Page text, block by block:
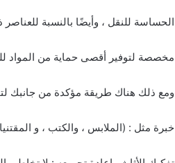
الحساسة للنقل ، وأيضًا بالنسبة
مخصصة لتوفير أقصى حماية من المواد
ومع ذلك هناك طريقة مؤكدة من جانبك
خبرة مثل : (الملابس ، والكتب ، و